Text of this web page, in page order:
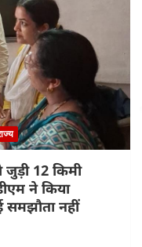
जुड़ी 12 किमी
ने किया
समझौता नहीं